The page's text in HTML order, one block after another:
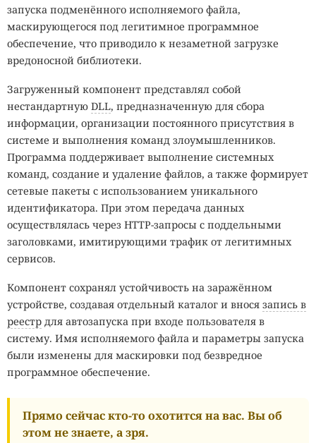
запуска подменённого исполняемого файла,
маскирующегося под легитимное программное
обеспечение, что приводило к незаметной загрузке
вредоносной библиотеки.
Загруженный компонент представлял собой
нестандартную DLL, предназначенную для сбора
информации, организации постоянного присутствия в
системе и выполнения команд злоумышленников.
Программа поддерживает выполнение системных
команд, создание и удаление файлов, а также формирует
сетевые пакеты с использованием уникального
идентификатора. При этом передача данных
осуществлялась через HTTP-запросы с поддельными
заголовками, имитирующими трафик от легитимных
сервисов.
Компонент сохранял устойчивость на заражённом
устройстве, создавая отдельный каталог и внося запись в
реестр для автозапуска при входе пользователя в
систему. Имя исполняемого файла и параметры запуска
были изменены для маскировки под безвредное
программное обеспечение.
Прямо сейчас кто-то охотится на вас. Вы об
этом не знаете, а зря.